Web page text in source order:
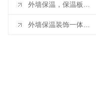
外墙保温，保温板应该用多厚的呀
外墙保温装饰一体板的施工要点：基层检查和处理